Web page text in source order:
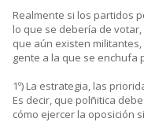
Realmente si los partidos
lo que se debería de
que aún existen
gente a la que se enchufa
1º) La estrategia, las
Es decir, que polñitica
cómo ejercer la oposición